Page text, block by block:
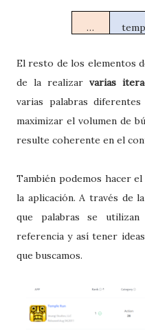
…
El resto de los elementos
de la realizar varias
varias palabras
maximizar el volumen de
resulte coherente en el
También podemos hacer
la aplicación. A través de
que palabras se
referencia y así tener
que buscamos.